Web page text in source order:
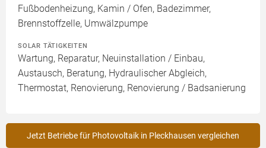
Fußbodenheizung, Kamin / Ofen, Badezimmer,
Brennstoffzelle, Umwälzpumpe
SOLAR TÄTIGKEITEN
Wartung, Reparatur, Neuinstallation / Einbau,
Austausch, Beratung, Hydraulischer Abgleich,
Thermostat, Renovierung, Renovierung / Badsanierung
Jetzt Betriebe für Photovoltaik in Pleckhausen vergleichen